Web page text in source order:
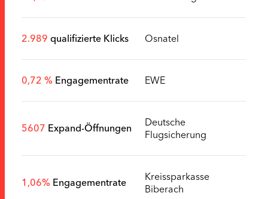
2.989 qualifizierte Klicks Osnatel
0,72 % Engagementrate EWE
5607 Expand-Öffnungen
Deutsche
Flugsicherung
1,06% Engagementrate
Kreissparkasse
Biberach